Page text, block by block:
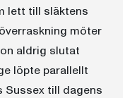
lett till släktens
möter
aldrig slutat
löpte parallellt
Sussex till dagens